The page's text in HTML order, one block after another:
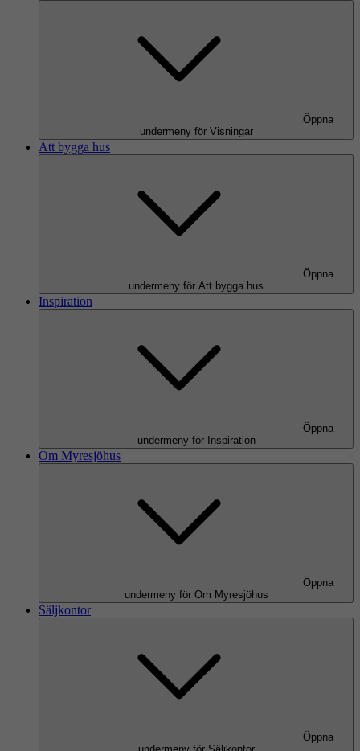
Öppna
undermeny för Visningar
Att bygga hus
Öppna
undermeny för Att bygga hus
Inspiration
Öppna
undermeny för Inspiration
Om Myresjöhus
Öppna
undermeny för Om Myresjöhus
Säljkontor
Öppna